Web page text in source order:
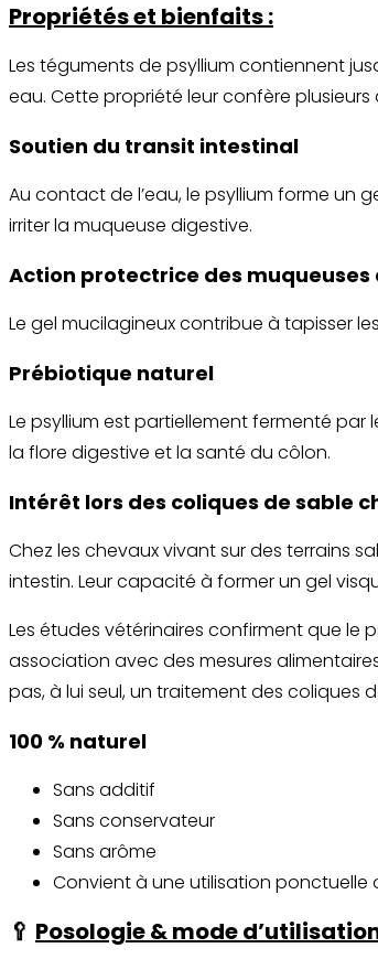
Propriétés et bienfaits :
Les téguments de psyllium contiennent
eau. Cette propriété leur confère
Soutien du transit intestinal
Au contact de l’eau, le psyllium forme un
irriter la muqueuse digestive.
Action protectrice des muqueuses
Le gel mucilagineux contribue à tapisser
Prébiotique naturel
Le psyllium est partiellement fermenté
la flore digestive et la santé du côlon.
Intérêt lors des coliques de sable
Chez les chevaux vivant sur des terrains
intestin. Leur capacité à former un gel
Les études vétérinaires confirment que
association avec des mesures
pas, à lui seul, un traitement des coliques
100 % naturel
Sans additif
Sans conservateur
Sans arôme
Convient à une utilisation ponctuelle
🥄 Posologie & mode